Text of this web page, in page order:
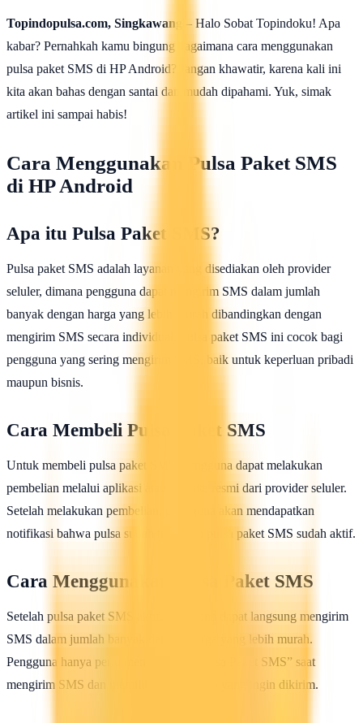
Topindopulsa.com, Singkawang
– Halo Sobat Topindoku! Apa
kabar? Pernahkah kamu bingung bagaimana cara menggunakan
pulsa paket SMS di HP Android? Jangan khawatir, karena kali ini
kita akan bahas dengan santai dan mudah dipahami. Yuk, simak
artikel ini sampai habis!
Cara Menggunakan Pulsa Paket SMS
di HP Android
Apa itu Pulsa Paket SMS?
Pulsa paket SMS adalah layanan yang disediakan oleh provider
seluler, dimana pengguna dapat mengirim SMS dalam jumlah
banyak dengan harga yang lebih murah dibandingkan dengan
mengirim SMS secara individual. Pulsa paket SMS ini cocok bagi
pengguna yang sering mengirim SMS, baik untuk keperluan pribadi
maupun bisnis.
Cara Membeli Pulsa Paket SMS
Untuk membeli pulsa paket SMS, pengguna dapat melakukan
pembelian melalui aplikasi atau website resmi dari provider seluler.
Setelah melakukan pembelian, pengguna akan mendapatkan
notifikasi bahwa pulsa sudah terisi dan pulsa paket SMS sudah aktif.
Cara Menggunakan Pulsa Paket SMS
Setelah pulsa paket SMS aktif, pengguna dapat langsung mengirim
SMS dalam jumlah banyak dengan harga yang lebih murah.
Pengguna hanya perlu memilih opsi “Pulsa Paket SMS” saat
mengirim SMS dan memilih jumlah SMS yang ingin dikirim.